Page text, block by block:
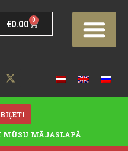
€0.00 0
MŪSU MĀJASLAPĀ